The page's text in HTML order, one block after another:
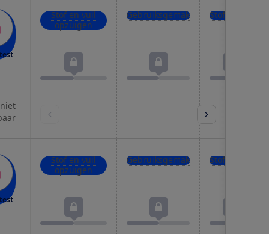
Stof en vuil
opzuigen
Gebruiksgemak Stofuitstoot
Stof en vuil
opzuigen
Gebruiksgemak Stofuitstoot